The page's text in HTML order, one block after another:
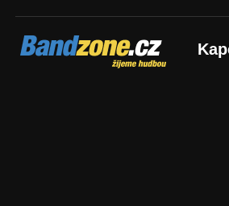
Bandzone.cz
žijeme hudbou